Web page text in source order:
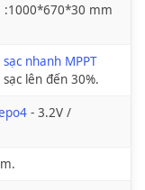
:1000*670*30 mm
nhanh MPPT
lên đến 30%.
- 3.2V /